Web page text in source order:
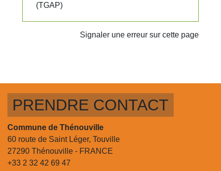
(TGAP)
Signaler une erreur sur cette page
PRENDRE CONTACT
Commune de Thénouville
60 route de Saint Léger, Touville
27290 Thénouville - FRANCE
+33 2 32 42 69 47